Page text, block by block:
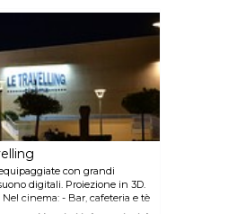
con grandi
digitali. Proiezione in 3D.
cinema: - Bar, cafeteria e tè